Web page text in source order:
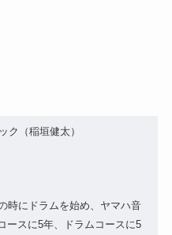
ク（稲垣健太）
時にドラムを始め、ヤマハ音
ースに5年、ドラムコースに5